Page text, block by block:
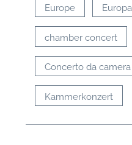
Europe Europa
chamber concert
Concerto da camera
Kammerkonzert